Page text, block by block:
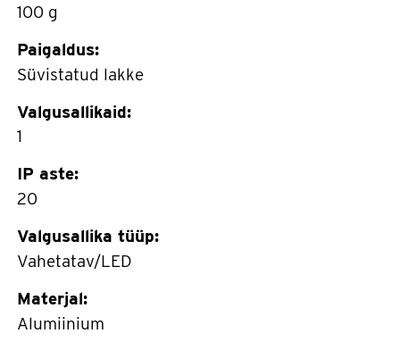
100 g
Paigaldus:
Süvistatud lakke
Valgusallikaid:
1
IP aste:
20
Valgusallika tüüp:
Vahetatav/LED
Materjal:
Alumiinium